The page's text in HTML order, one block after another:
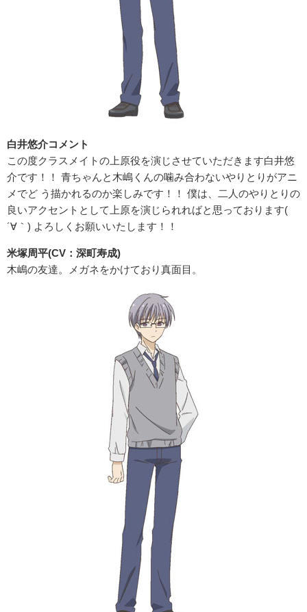
白井悠介コメント
この度クラスメイトの上原役を演じさせていただきます白井悠
介です！！ 青ちゃんと木嶋くんの噛み合わないやりとりがアニ
メでど う描かれるのか楽しみです！！ 僕は、二人のやりとりの
良いアクセントとして上原を演じられればと思っております(
´∀｀) よろしくお願いいたします！！
米塚周平(CV：深町寿成)
木嶋の友達。メガネをかけており真面目。